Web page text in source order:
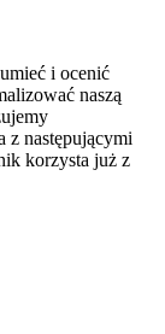
i ocenić
naszą
z następującymi
korzysta już z